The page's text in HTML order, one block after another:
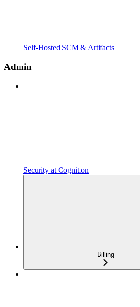
Self-Hosted SCM & Artifacts
Admin
Security at Cognition
Billing